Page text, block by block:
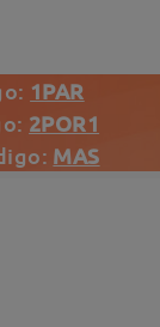
1PAR
2POR1
MAS